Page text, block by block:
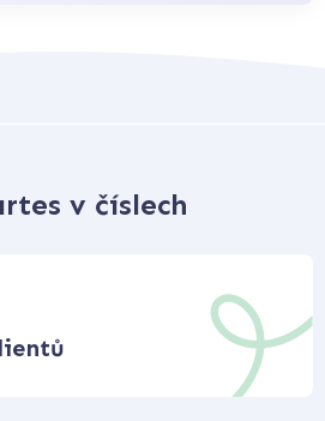
v číslech